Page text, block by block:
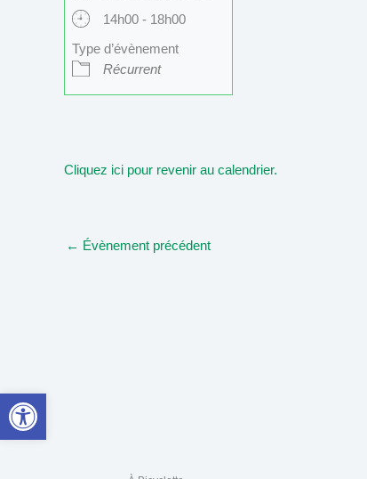
Ouvrir la barre d’outils
14h00 - 18h00
Type d’évènement
Récurrent
Cliquez ici pour revenir au calendrier.
← Évènement précédent